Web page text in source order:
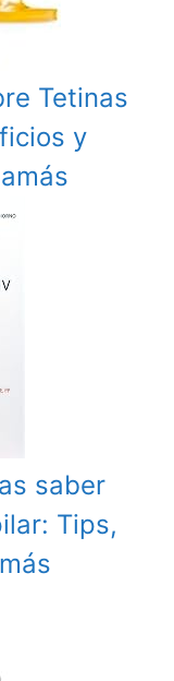
Tetinas
y
saber
Tips,